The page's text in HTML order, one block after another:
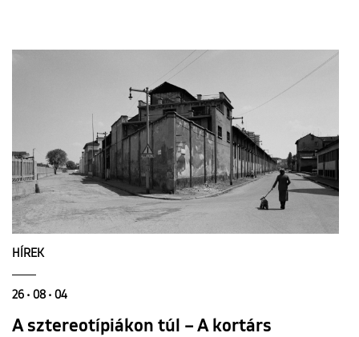
HÍREK
26 • 08 • 04
A sztereotípiákon túl – A kortárs